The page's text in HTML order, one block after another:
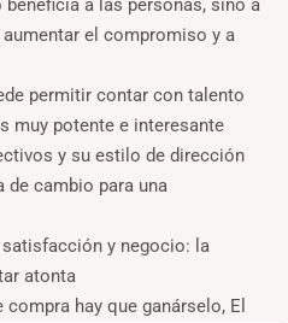
a las personas, sino a
aumentar el compromiso y a
permitir contar con talento
muy potente e interesante
y su estilo de dirección
de cambio para una
y negocio: la
atonta
hay que ganárselo, El